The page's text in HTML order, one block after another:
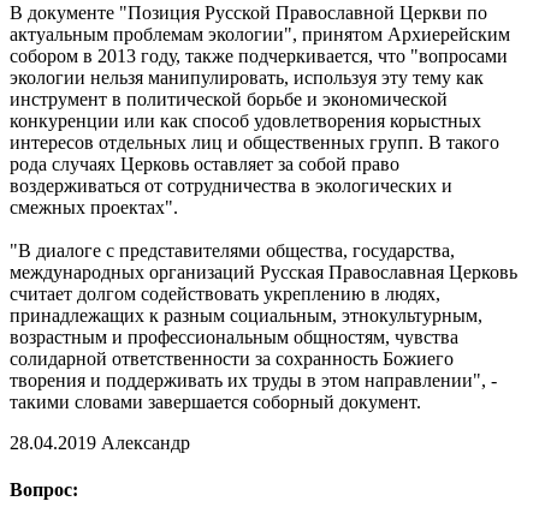
В документе "Позиция Русской Православной Церкви по
актуальным проблемам экологии", принятом Архиерейским
собором в 2013 году, также подчеркивается, что "вопросами
экологии нельзя манипулировать, используя эту тему как
инструмент в политической борьбе и экономической
конкуренции или как способ удовлетворения корыстных
интересов отдельных лиц и общественных групп. В такого
рода случаях Церковь оставляет за собой право
воздерживаться от сотрудничества в экологических и
смежных проектах".
"В диалоге с представителями общества, государства,
международных организаций Русская Православная Церковь
считает долгом содействовать укреплению в людях,
принадлежащих к разным социальным, этнокультурным,
возрастным и профессиональным общностям, чувства
солидарной ответственности за сохранность Божиего
творения и поддерживать их труды в этом направлении", -
такими словами завершается соборный документ.
28.04.2019 Александр
Вопрос: